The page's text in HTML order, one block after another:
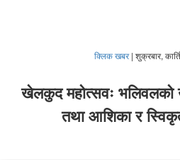
क्लिक खबर| शुक्रबार,
खेलकुद महोत्सवः भलिवलको
तथा आशिका र